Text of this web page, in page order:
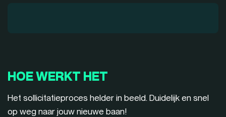
HOE WERKT HET
Het sollicitatieproces helder in beeld. Duidelijk en snel
op weg naar jouw nieuwe baan!